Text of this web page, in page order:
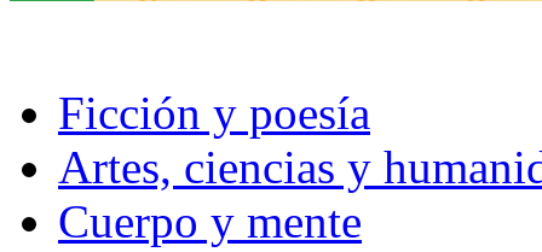
Ficción y poesía
Artes, ciencias y
Cuerpo y mente